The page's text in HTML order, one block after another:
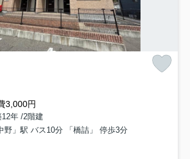
3,000円
年 /2階建
野」駅 バス10分 「橋詰」 停歩3分